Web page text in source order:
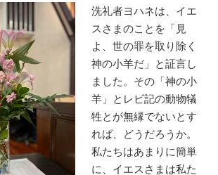
洗礼者ヨハネは、イエ
スさまのことを「見
よ、世の罪を取り除く
神の小羊だ」と証言し
ました。その「神の小
羊」とレビ記の動物犠
牲とが無縁でないとす
れば、どうだろうか。
私たちはあまりに簡単
に、イエスさまは私た